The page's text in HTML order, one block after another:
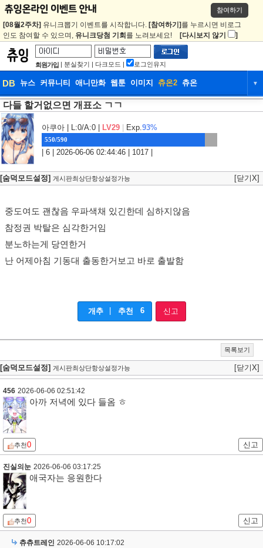
참여하기
[08월2주차] 유니크뽑기 이벤트를 시작합니다. [참여하기] 를 누르시면 비로그
인도 참여할 수 있으며, 유니크당첨 기회 를 노려보세요! [다시보지 않기 ]
회원가입 | 분실찾기 | 다크모드 | 로그인유지
DB 뉴스 커뮤니티 애니만화 웹툰 이미지 츄온2 츄온 ▼
DB 뉴스
웹툰 이미지 츄온2
다들 할거없으면 개표소 ㄱㄱ
아쿠아 | L:0/A:0 | LV29 Exp.93%
550/590
| 6 | 2026-06-06 02:44:46 | 1017 |
[숨덕모드설정] 게시판최상단항상설정가능 [닫기X]
중도여도 괜찮음 우파색채 있긴한데 심하지않음
참정권 박탈은 심각한거임
분노하는게 당연한거
난 어제아침 기동대 출동한거보고 바로 출발함
개추 추천 6 신고
목록보기
[숨덕모드설정] 게시판최상단항상설정가능 [닫기X]
456 2026-06-06 02:51:42
아까 저녁에 있다 들옴 ㅎ
추천0 신고
진실의눈 2026-06-06 03:17:25
애국자는 응원한다
추천0 신고
츄츄트레인 2026-06-06 10:17:02